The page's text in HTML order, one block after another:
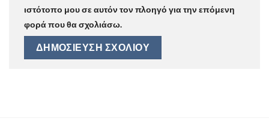
ιστότοπο μου σε αυτόν τον πλοηγό για την επόμενη
φορά που θα σχολιάσω.